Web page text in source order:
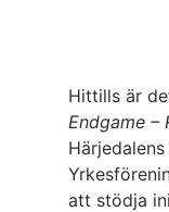
Hittills är
Endgame
att stödja